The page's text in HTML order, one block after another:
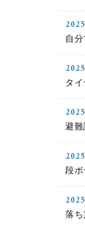
自
タイ
避難
段ボ
落ち